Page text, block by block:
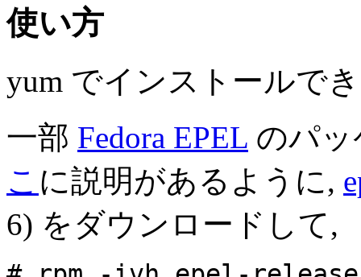
使い方
yum でインストールで
一部 Fedora EPEL のパ
こ に説明があるように,
6) をダウンロードして,